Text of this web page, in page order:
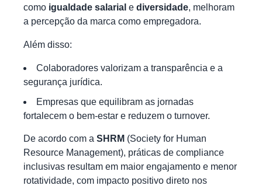
como igualdade salarial e diversidade, melhoram
a percepção da marca como empregadora.
Além disso:
Colaboradores valorizam a transparência e a
segurança jurídica.
Empresas que equilibram as jornadas
fortalecem o bem-estar e reduzem o turnover.
De acordo com a SHRM (Society for Human
Resource Management), práticas de compliance
inclusivas resultam em maior engajamento e menor
rotatividade, com impacto positivo direto nos